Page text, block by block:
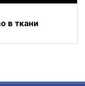
в ткани